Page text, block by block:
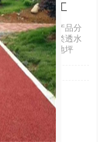
工
产品分
类透水
地坪